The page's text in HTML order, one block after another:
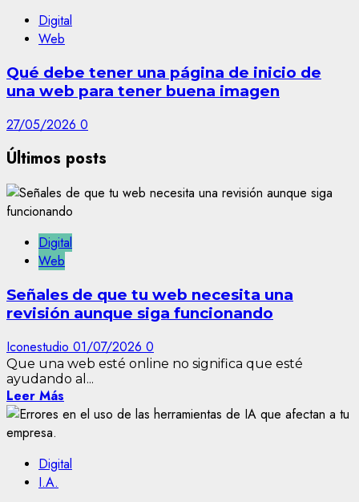
Digital
Web
Qué debe tener una página de inicio de
una web para tener buena imagen
27/05/2026 0
Últimos posts
Digital
Web
Señales de que tu web necesita una
revisión aunque siga funcionando
Iconestudio 01/07/2026 0
Que una web esté online no significa que esté
ayudando al...
Leer Más
Digital
I.A.